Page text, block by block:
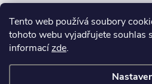
Tento web používá soubory
tohoto webu vyjadřujete souhlas
informacízde.
Dávkovací lžička na